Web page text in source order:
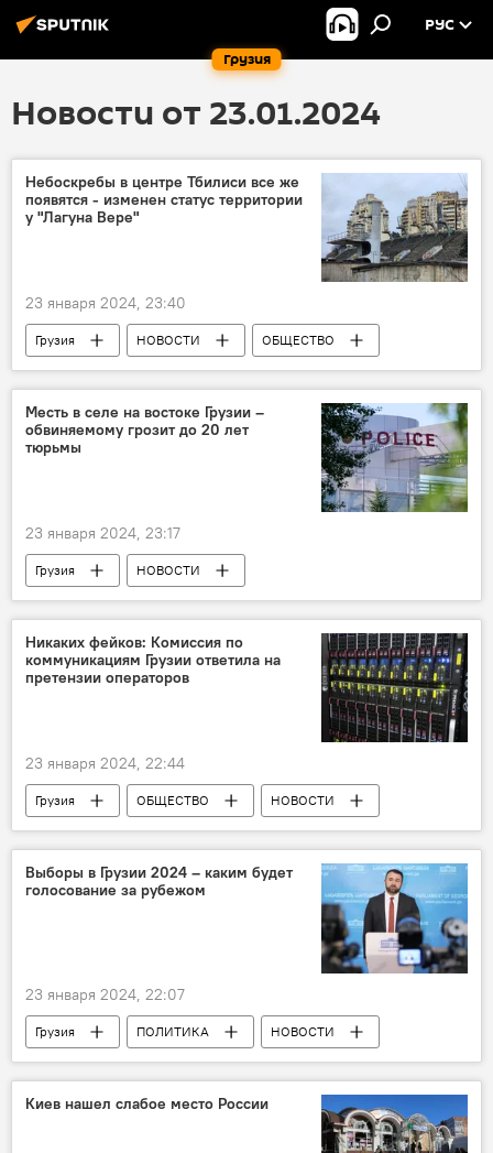
Грузия
РУС
Новости от 23.01.2024
Небоскребы в центре Тбилиси все же
появятся - изменен статус территории
у "Лагуна Вере"
23 января 2024, 23:40
Грузия НОВОСТИ
ОБЩЕСТВО
Лагуна Вере
Сакребуло Тбилиси
Месть в селе на востоке Грузии –
обвиняемому грозит до 20 лет
тюрьмы
23 января 2024, 23:17
Грузия
НОВОСТИ
ПРОИСШЕСТВИЯ
Лапанкури
Кахети
Генеральная прокуратура Грузии
Никаких фейков: Комиссия по
коммуникациям Грузии ответила на
претензии операторов
23 января 2024, 22:44
Грузия ОБЩЕСТВО
НОВОСТИ
ЭКОНОМИКА
Интернет
Национальная комиссия по коммуникациям Грузии
Выборы в Грузии 2024 – каким будет
голосование за рубежом
23 января 2024, 22:07
Грузия ПОЛИТИКА
НОВОСТИ
Парламентские выборы в Грузии 2024
Киев нашел слабое место России